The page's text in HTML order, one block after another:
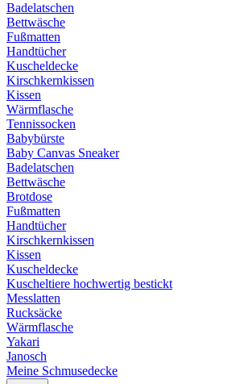
Badelatschen
Bettwäsche
Fußmatten
Handtücher
Kuscheldecke
Kirschkernkissen
Kissen
Wärmflasche
Tennissocken
Babybürste
Baby Canvas Sneaker
Badelatschen
Bettwäsche
Brotdose
Fußmatten
Handtücher
Kirschkernkissen
Kissen
Kuscheldecke
Kuscheltiere hochwertig bestickt
Messlatten
Rucksäcke
Wärmflasche
Yakari
Janosch
Meine Schmusedecke